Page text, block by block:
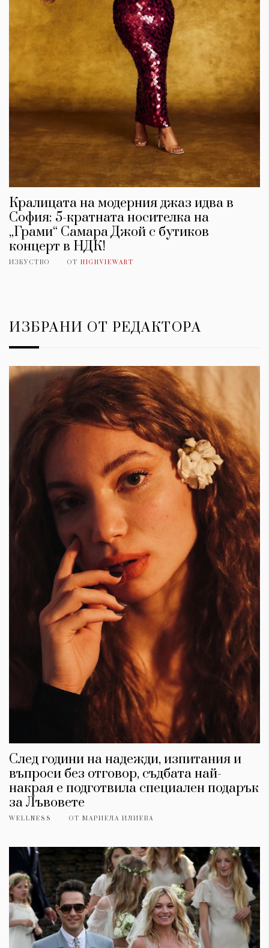
Кралицата на модерния джаз идва в
София: 5-кратната носителка на
„Грами“ Самара Джой с бутиков
концерт в НДК!
ИЗКУСТВО ОТ HIGHVIEWART
ИЗБРАНИ ОТ РЕДАКТОРА
След години на надежди, изпитания и
въпроси без отговор, съдбата най-
накрая е подготвила специален подарък
за Лъвовете
WELLNESS ОТ МАРИЕЛА ИЛИЕВА